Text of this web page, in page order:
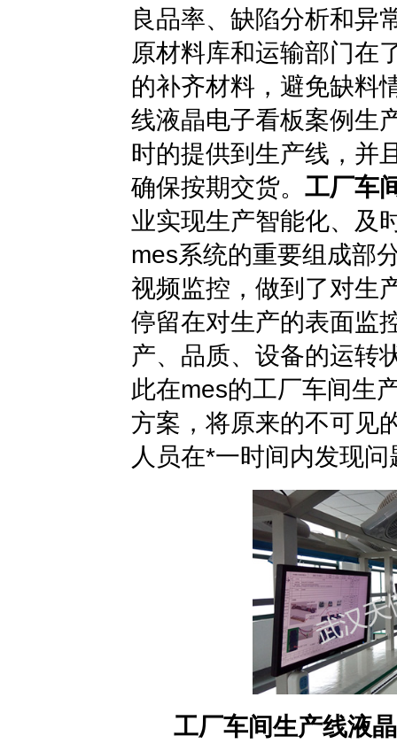
良品率、缺陷分析和异
原材料库和运输部门在
的补齐材料，避免缺料
线液晶电子看板案例生
时的提供到生产线，并
确保按期交货。 工厂车
业实现生产智能化、及
mes系统的重要组成部
视频监控，做到了对生
停留在对生产的表面监
产、品质、设备的运转
此在mes的工厂车间生
方案，将原来的不可见
人员在*一时间内发现
工厂车间生产线液